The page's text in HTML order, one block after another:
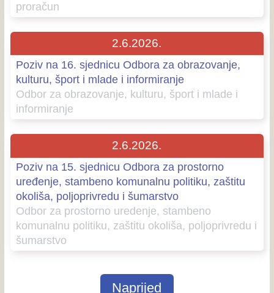
proračun
Poziv na 16. sjednicu Odbora za obrazovanje,
kulturu, šport i mlade i informiranje
2.6.2026.
Odbor za obrazovanje, kulturu, šport i mlade i
informiranje
Poziv na 15. sjednicu Odbora za prostorno
uređenje, stambeno komunalnu politiku, zaštitu
okoliša, poljoprivredu i šumarstvo
2.6.2026.
Odbor za prostorno uredenje, stambeno
komunalnu politiku, zaštitu okoliša, poljoprivredu i
šumarstvo
Naprijed